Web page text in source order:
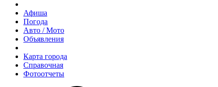
Афиша
Погода
Авто / Мото
Объявления
Карта города
Справочная
Фотоотчеты